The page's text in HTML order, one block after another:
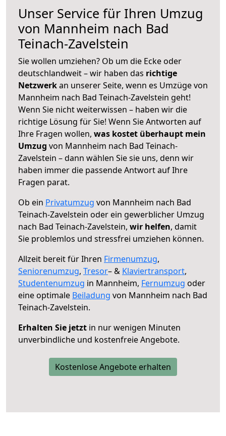
Unser Service für Ihren Umzug
von Mannheim nach Bad
Teinach-Zavelstein
Sie wollen umziehen? Ob um die Ecke oder
deutschlandweit – wir haben das richtige
Netzwerkan unserer Seite, wenn es Umzüge von
Mannheim nach Bad Teinach-Zavelstein geht!
Wenn Sie nicht weiterwissen – haben wir die
richtige Lösung für Sie! Wenn Sie Antworten auf
Ihre Fragen wollen, was kostet überhaupt mein
Umzug von Mannheim nach Bad Teinach-
Zavelstein – dann wählen Sie sie uns, denn wir
haben immer die passende Antwort auf Ihre
Fragen parat.
Ob ein Privatumzug von Mannheim nach Bad
Teinach-Zavelstein oder ein gewerblicher Umzug
nach Bad Teinach-Zavelstein, wir helfen, damit
Sie problemlos und stressfrei umziehen können.
Allzeit bereit für Ihren Firmenumzug,
Seniorenumzug, Tresor– & Klaviertransport,
Studentenumzug in Mannheim, Fernumzug oder
eine optimale Beiladung von Mannheim nach Bad
Teinach-Zavelstein.
Erhalten Sie jetzt in nur wenigen Minuten
unverbindliche und kostenfreie Angebote.
Kostenlose Angebote erhalten